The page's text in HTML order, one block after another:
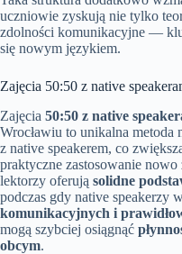
uczniowie zyskują nie tylko
zdolności komunikacyjne —
się nowym językiem.
Zajęcia 50:50 z native
Zajęcia 50:50 z native
Wrocławiu to unikalna metoda
z native speakerem, co
praktyczne zastosowanie
lektorzy oferują solidne
podczas gdy native speakerzy
komunikacyjnych i
mogą szybciej osiągnąć
obcym.